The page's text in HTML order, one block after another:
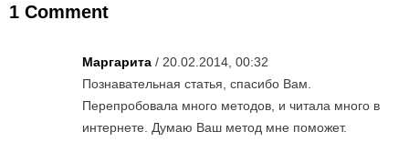
1 Comment
Маргарита / 20.02.2014, 00:32
Познавательная статья, спасибо Вам.
Перепробовала много методов, и читала много в
интернете. Думаю Ваш метод мне поможет.